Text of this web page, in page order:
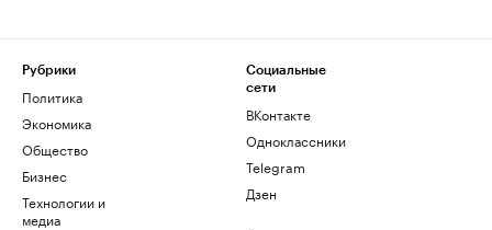
Рубрики
Политика
Экономика
Общество
Бизнес
Технологии и
медиа
Социальные
сети
ВКонтакте
Одноклассники
Telegram
Дзен